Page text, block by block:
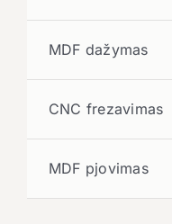
MDF dažymas
CNC frezavimas
MDF pjovimas